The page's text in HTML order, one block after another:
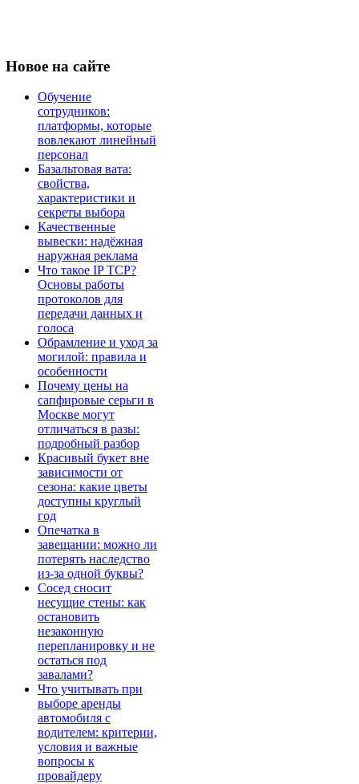
Новое на сайте
Обучение
сотрудников:
платформы, которые
вовлекают линейный
персонал
Базальтовая вата:
свойства,
характеристики и
секреты выбора
Качественные
вывески: надёжная
наружная реклама
Что такое IP TCP?
Основы работы
протоколов для
передачи данных и
голоса
Обрамление и уход за
могилой: правила и
особенности
Почему цены на
сапфировые серьги в
Москве могут
отличаться в разы:
подробный разбор
Красивый букет вне
зависимости от
сезона: какие цветы
доступны круглый
год
Опечатка в
завещании: можно ли
потерять наследство
из-за одной буквы?
Сосед сносит
несущие стены: как
остановить
незаконную
перепланировку и не
остаться под
завалами?
Что учитывать при
выборе аренды
автомобиля с
водителем: критерии,
условия и важные
вопросы к
провайдеру